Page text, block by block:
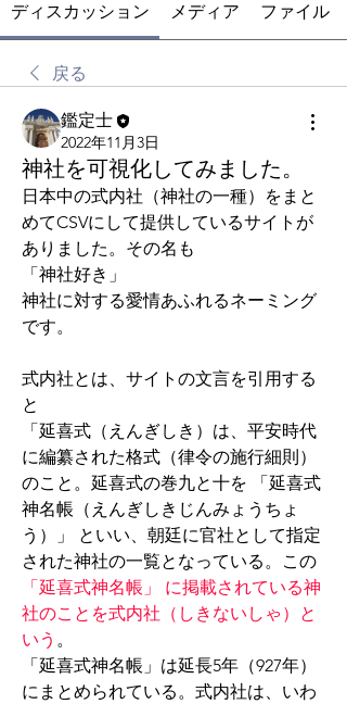
ディスカッション メディア ファイル
戻る
鑑定士
2022年11月3日
神社を可視化してみました。
日本中の式内社（神社の一種）をまと
めてCSVにして提供しているサイトが
ありました。その名も
「神社好き」
神社に対する愛情あふれるネーミング
です。
式内社とは、サイトの文言を引用する
と
「延喜式（えんぎしき）は、平安時代
に編纂された格式（律令の施行細則）
のこと。延喜式の巻九と十を 「延喜式
神名帳（えんぎしきじんみょうちょ
う）」 といい、朝廷に官社として指定
「延喜式神名帳」 に掲載されている神
社のことを式内社（しきないしゃ）と
いう 。
「延喜式神名帳」は延長5年（927年）
にまとめられている。式内社は、いわ